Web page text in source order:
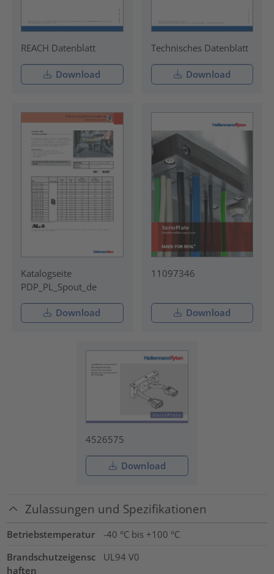
REACH Datenblatt
Download
Technisches Datenblatt
Download
Katalogseite
PDP_PL_Spout_de
Download
11097346
Download
4526575
Download
Zulassungen und Spezifikationen
Betriebstemperatur
-40 °C bis +100 °C
Brandschutzeigensc
haften
UL94 V0